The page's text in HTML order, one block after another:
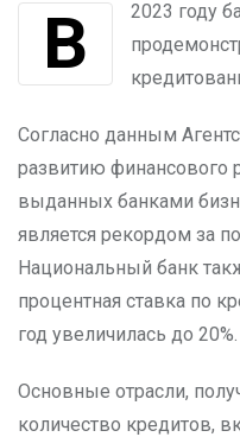
В 2023 году банковский сектор Казахстана
Согласно данным
развитию финансового
выданных банками
является рекордом за
Национальный банк
процентная ставка по
год увеличилась до 20%.
Основные отрасли,
количество кредитов,